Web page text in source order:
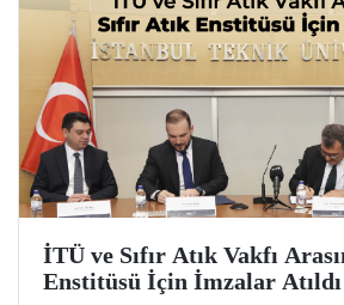
İTÜ ve Sıfır Atık Vakfı
Enstitüsü İçin İmzalar Atıldı